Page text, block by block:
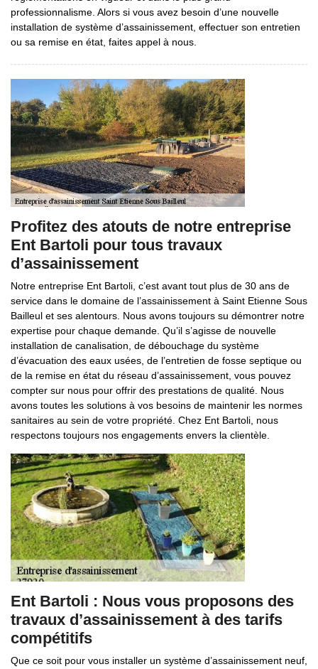
professionnalisme. Alors si vous avez besoin d’une nouvelle
installation de système d’assainissement, effectuer son entretien
ou sa remise en état, faites appel à nous.
Profitez des atouts de notre entreprise
Ent Bartoli pour tous travaux
d’assainissement
Notre entreprise Ent Bartoli, c’est avant tout plus de 30 ans de
service dans le domaine de l’assainissement à Saint Etienne Sous
Bailleul et ses alentours. Nous avons toujours su démontrer notre
expertise pour chaque demande. Qu’il s’agisse de nouvelle
installation de canalisation, de débouchage du système
d’évacuation des eaux usées, de l’entretien de fosse septique ou
de la remise en état du réseau d’assainissement, vous pouvez
compter sur nous pour offrir des prestations de qualité. Nous
avons toutes les solutions à vos besoins de maintenir les normes
sanitaires au sein de votre propriété. Chez Ent Bartoli, nous
respectons toujours nos engagements envers la clientèle.
Ent Bartoli : Nous vous proposons des
travaux d’assainissement à des tarifs
compétitifs
Que ce soit pour vous installer un système d’assainissement neuf,